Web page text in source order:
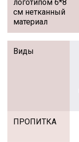
логотипом 6*8
см нетканный
материал
Виды
ПРОПИТКА